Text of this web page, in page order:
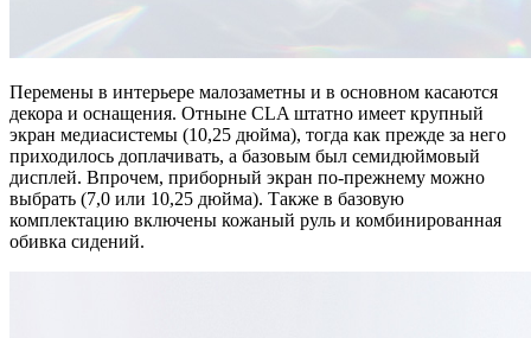
Перемены в интерьере малозаметны и в основном касаются
декора и оснащения. Отныне CLA штатно имеет крупный
экран медиасистемы (10,25 дюйма), тогда как прежде за него
приходилось доплачивать, а базовым был семидюймовый
дисплей. Впрочем, приборный экран по-прежнему можно
выбрать (7,0 или 10,25 дюйма). Также в базовую
комплектацию включены кожаный руль и комбинированная
обивка сидений.